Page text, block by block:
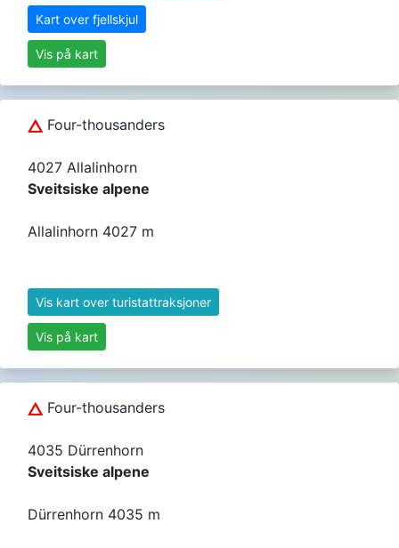
Kart over fjellskjul
Vis på kart
Four-thousanders
4027 Allalinhorn
Sveitsiske alpene
Allalinhorn 4027 m
Vis kart over turistattraksjoner
Vis på kart
Four-thousanders
4035 Dürrenhorn
Sveitsiske alpene
Dürrenhorn 4035 m